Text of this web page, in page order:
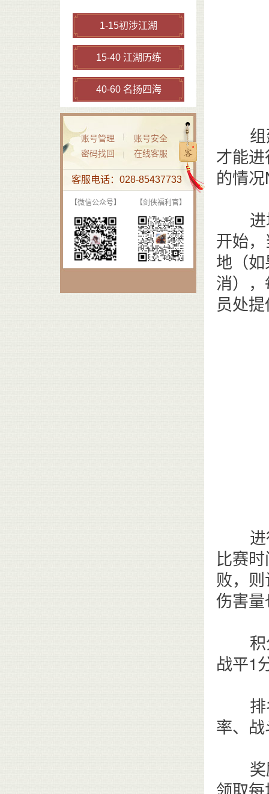
1-15初涉江湖
15-40 江湖历练
40-60 名扬四海
账号管理
账号安全
密码找回
在线客服
客服电话：028-85437733
【微信公众号】 【剑侠福利官】
组建
才能
的情
进场
开始
地（
消）
员处
进行
比赛
败，
伤害
积分
战平1
排名
率、
奖励